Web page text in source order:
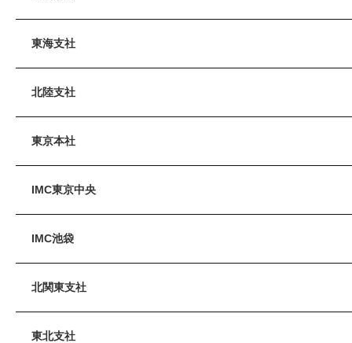
東海支社
北陸支社
東京本社
IMC東京中央
IMC池袋
北関東支社
東北支社